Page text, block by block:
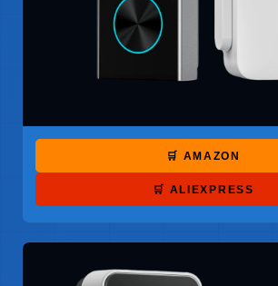
🛒 AMAZON
🛒 ALIEXPRESS